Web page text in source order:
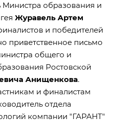
Министра образования и
Журавель Артем
и победителей
приветственное письмо
общего и
Ростовской
Анищенкова.
и финалистам
отдела
компании "ГАРАНТ"